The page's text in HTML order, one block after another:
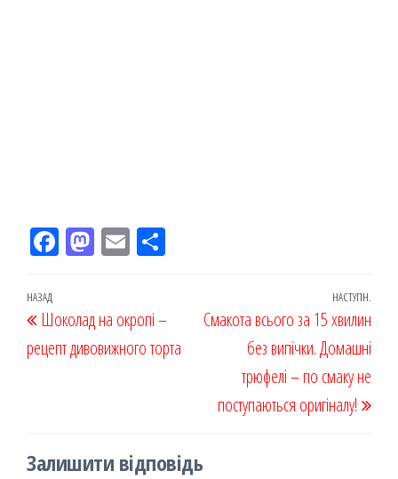
Fac
k
M
on
Em
ис
я
Навігація
записів
Попередній
запис
НАЗАД
Шоколад на окропі –
рецепт дивовижного торта
НАСТУПН.
Смакота всього за 15 хвилин
без випічки. Домашні
трюфелі – по смаку не
поступаються оригіналу!
Залишити відповідь